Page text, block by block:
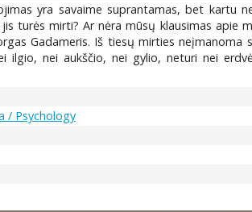
yra savaime suprantamas, bet kartu
turės mirti? Ar nėra mūsų klausimas apie
Gadameris. Iš tiesų mirties
ilgio, nei aukščio, nei gylio, neturi nei
/ Psychology